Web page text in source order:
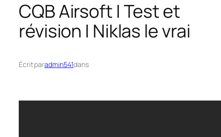
CQB Airsoft | Test et
révision | Niklas le vrai
Écrit paradmin541dans